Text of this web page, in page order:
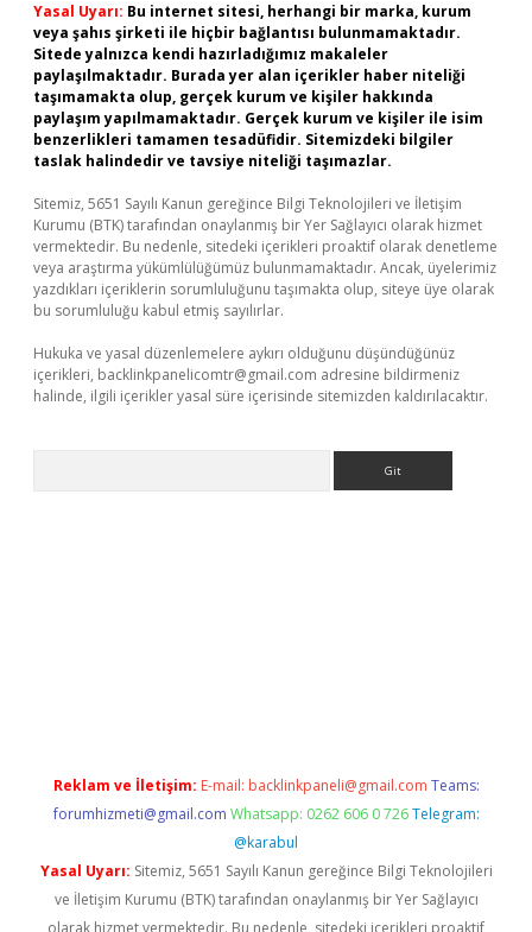
Yasal Uyarı: Bu internet sitesi, herhangi bir marka, kurum
veya şahıs şirketi ile hiçbir bağlantısı bulunmamaktadır.
Sitede yalnızca kendi hazırladığımız makaleler
paylaşılmaktadır. Burada yer alan içerikler haber niteliği
taşımamakta olup, gerçek kurum ve kişiler hakkında
paylaşım yapılmamaktadır. Gerçek kurum ve kişiler ile isim
benzerlikleri tamamen tesadüfidir. Sitemizdeki bilgiler
taslak halindedir ve tavsiye niteliği taşımazlar.
Sitemiz, 5651 Sayılı Kanun gereğince Bilgi Teknolojileri ve İletişim
Kurumu (BTK) tarafından onaylanmış bir Yer Sağlayıcı olarak hizmet
vermektedir. Bu nedenle, sitedeki içerikleri proaktif olarak denetleme
veya araştırma yükümlülüğümüz bulunmamaktadır. Ancak, üyelerimiz
yazdıkları içeriklerin sorumluluğunu taşımakta olup, siteye üye olarak
bu sorumluluğu kabul etmiş sayılırlar.
Hukuka ve yasal düzenlemelere aykırı olduğunu düşündüğünüz
içerikleri, backlinkpanelicomtr@gmail.com adresine bildirmeniz
halinde, ilgili içerikler yasal süre içerisinde sitemizden kaldırılacaktır.
Reklam ve İletişim: E-mail: backlinkpaneli@gmail.com Teams:
forumhizmeti@gmail.com Whatsapp: 0262 606 0 726 Telegram:
@karabul
Yasal Uyarı: Sitemiz, 5651 Sayılı Kanun gereğince Bilgi Teknolojileri
ve İletişim Kurumu (BTK) tarafından onaylanmış bir Yer Sağlayıcı
olarak hizmet vermektedir. Bu nedenle, sitedeki içerikleri proaktif